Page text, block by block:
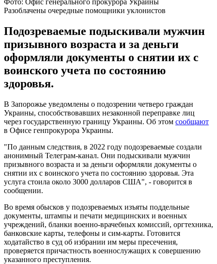
Разоблачены очередные помощники уклонистов
Подозреваемые подыскивали мужчин
призывного возраста и за деньги
оформляли документы о снятии их с
воинского учета по состоянию
здоровья.
В Запорожье уведомлены о подозрении четверо граждан
Украины, способствовавших незаконной переправке лиц
через государственную границу Украины. Об этом сообщают
в Офисе генпрокурора Украины.
"По данным следствия, в 2022 году подозреваемые создали
анонимный Телеграм-канал. Они подыскивали мужчин
призывного возраста и за деньги оформляли документы о
снятии их с воинского учета по состоянию здоровья. Эта
услуга стоила около 3000 долларов США", - говорится в
сообщении.
Во время обысков у подозреваемых изъяты поддельные
документы, штампы и печати медицинских и военных
учреждений, бланки военно-врачебных комиссий, оргтехника,
банковские карты, телефоны и сим-карты. Готовится
ходатайство в суд об избрании им меры пресечения,
проверяется причастность военнослужащих к совершению
указанного преступления.